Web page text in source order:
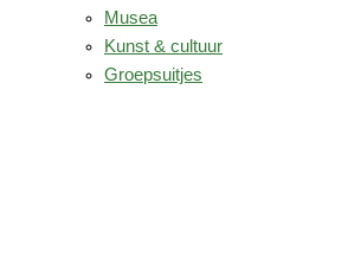
Musea
Kunst & cultuur
Groepsuitjes